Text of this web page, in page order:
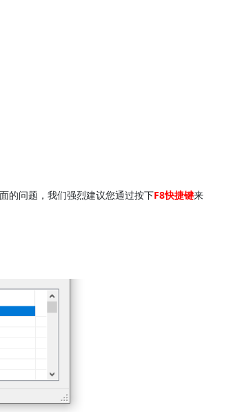
的问题，我们强烈建议您通过按下F8快捷键来